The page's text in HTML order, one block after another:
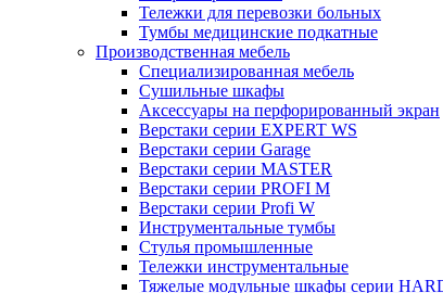
Тележки для перевозки больных
Тумбы медицинские подкатные
Производственная мебель
Cпециализированная мебель
Cушильные шкафы
Аксессуары на перфорированный экран
Верстаки серии EXPERT WS
Верстаки серии Garage
Верстаки серии MASTER
Верстаки серии PROFI M
Верстаки серии Profi W
Инструментальные тумбы
Стулья промышленные
Тележки инструментальные
Тяжелые модульные шкафы серии